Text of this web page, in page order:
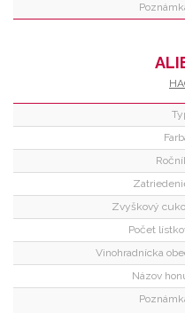
Zvyškový
Počet
Vinohradnícka
Názov